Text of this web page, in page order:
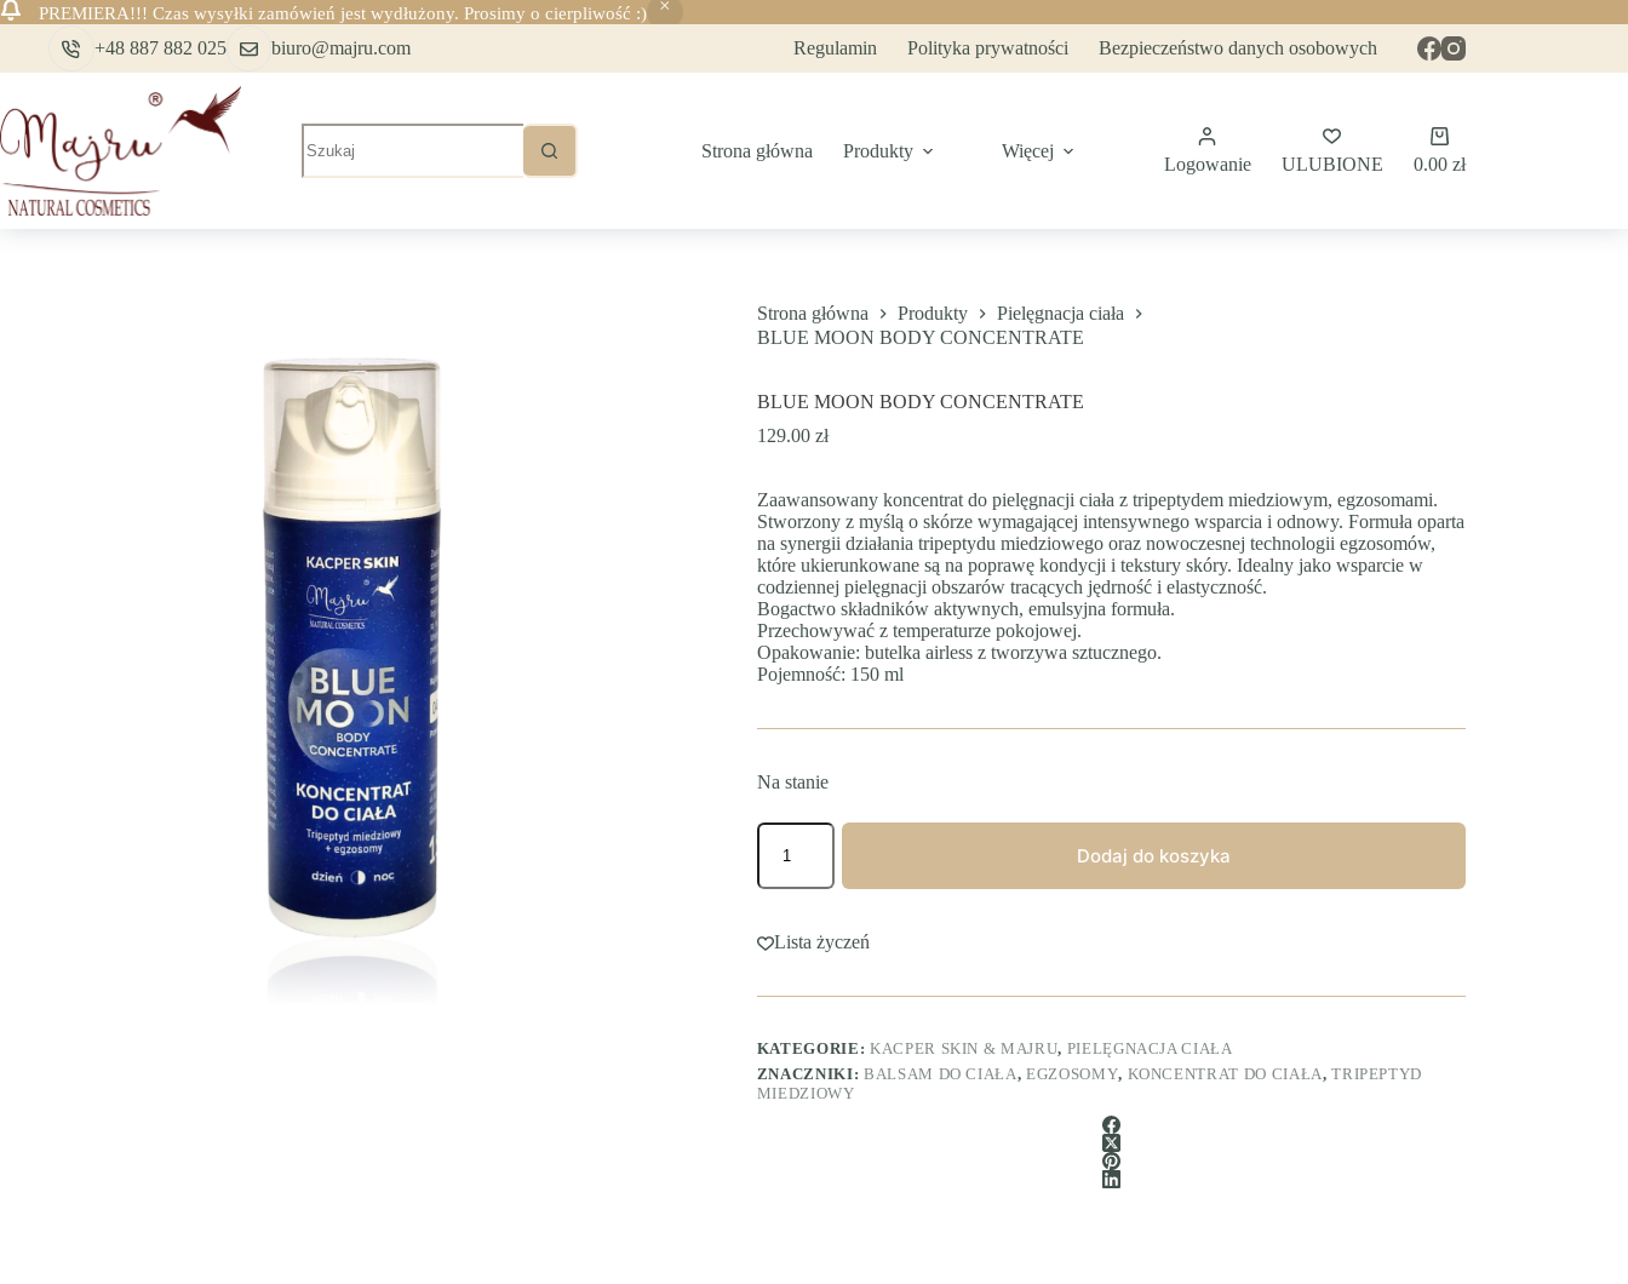
PREMIERA!!! Czas wysyłki zamówień jest wydłużony. Prosimy o cierpliwość :)
treści
+48 887 882 025 biuro@majru.com Regulamin Polityka prywatności Bezpieczeństwo danych osobowych
Brak
wyników
Strona główna Produkty Więcej
Logowanie ULUBIONE
Koszyk
0.00 zł
Strona główna Produkty
Pielęgnacja ciała
BLUE MOON BODY CONCENTRATE
BLUE MOON BODY CONCENTRATE
129.00 zł
Zaawansowany koncentrat do pielęgnacji ciała z tripeptydem miedziowym, egzosomami.
Stworzony z myślą o skórze wymagającej intensywnego wsparcia i odnowy. Formuła oparta
na synergii działania tripeptydu miedziowego oraz nowoczesnej technologii egzosomów,
które ukierunkowane są na poprawę kondycji i tekstury skóry. Idealny jako wsparcie w
codziennej pielęgnacji obszarów tracących jędrność i elastyczność.
Bogactwo składników aktywnych, emulsyjna formuła.
Przechowywać z temperaturze pokojowej.
Opakowanie: butelka airless z tworzywa sztucznego.
Pojemność: 150 ml
Na stanie
ilość
BLUE
BODY
Dodaj do koszyka
Lista życzeń
KATEGORIE: KACPER SKIN & MAJRU, PIELĘGNACJA CIAŁA
ZNACZNIKI: BALSAM DO CIAŁA,EGZOSOMY, KONCENTRAT DO CIAŁA,TRIPEPTYD
MIEDZIOWY